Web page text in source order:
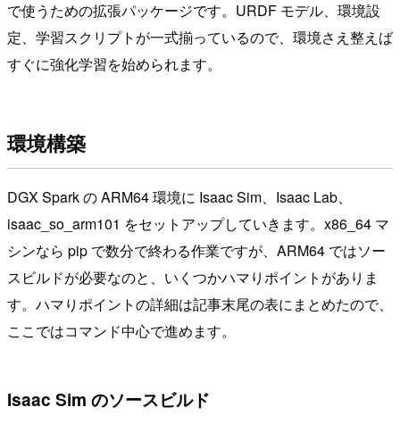
で使うための拡張パッケージです。URDF モデル、環境設
定、学習スクリプトが一式揃っているので、環境さえ整えば
すぐに強化学習を始められます。
環境構築
DGX Spark の ARM64 環境に Isaac Sim、Isaac Lab、
isaac_so_arm101 をセットアップしていきます。x86_64 マ
シンなら pip で数分で終わる作業ですが、ARM64 ではソー
スビルドが必要なのと、いくつかハマりポイントがありま
す。ハマりポイントの詳細は記事末尾の表にまとめたので、
ここではコマンド中心で進めます。
Isaac Sim のソースビルド